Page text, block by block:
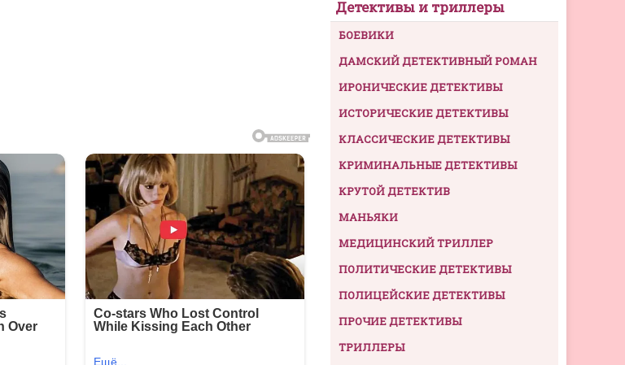
Детективы и триллеры
БОЕВИКИ
ДАМСКИЙ ДЕТЕКТИВНЫЙ РОМАН
ИРОНИЧЕСКИЕ ДЕТЕКТИВЫ
ИСТОРИЧЕСКИЕ ДЕТЕКТИВЫ
КЛАССИЧЕСКИЕ ДЕТЕКТИВЫ
КРИМИНАЛЬНЫЕ ДЕТЕКТИВЫ
КРУТОЙ ДЕТЕКТИВ
МАНЬЯКИ
МЕДИЦИНСКИЙ ТРИЛЛЕР
ПОЛИТИЧЕСКИЕ ДЕТЕКТИВЫ
ПОЛИЦЕЙСКИЕ ДЕТЕКТИВЫ
ПРОЧИЕ ДЕТЕКТИВЫ
ТРИЛЛЕРЫ